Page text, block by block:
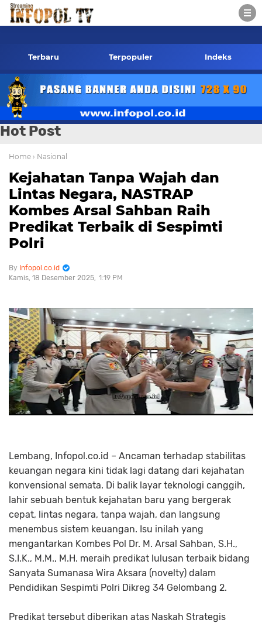
Kontak Redaksi- 085784424805 wa
Terbaru Terpopuler Indeks
Hot Post
Home › Nasional
Kejahatan Tanpa Wajah dan
Lintas Negara, NASTRAP
Kombes Arsal Sahban Raih
Predikat Terbaik di Sespimti
Polri
Infopol.co.id
Kamis, 18 Desember 2025 1:19 PM
Lembang, Infopol.co.id – Ancaman terhadap stabilitas
keuangan negara kini tidak lagi datang dari kejahatan
konvensional semata. Di balik layar teknologi canggih,
lahir sebuah bentuk kejahatan baru yang bergerak
cepat, lintas negara, tanpa wajah, dan langsung
menembus sistem keuangan. Isu inilah yang
mengantarkan Kombes Pol Dr. M. Arsal Sahban, S.H.,
S.I.K., M.M., M.H. meraih predikat lulusan terbaik bidang
Sanyata Sumanasa Wira Aksara (novelty) dalam
Pendidikan Sespimti Polri Dikreg 34 Gelombang 2.
Predikat tersebut diberikan atas Naskah Strategis